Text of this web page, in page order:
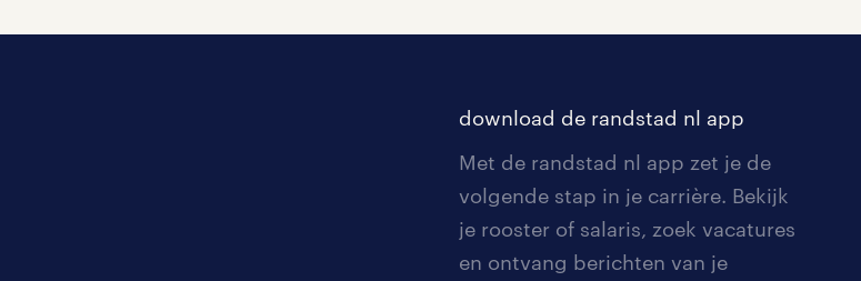
download de randstad nl app
Met de randstad nl app zet je de
volgende stap in je carrière. Bekijk
je rooster of salaris, zoek vacatures
en ontvang berichten van je